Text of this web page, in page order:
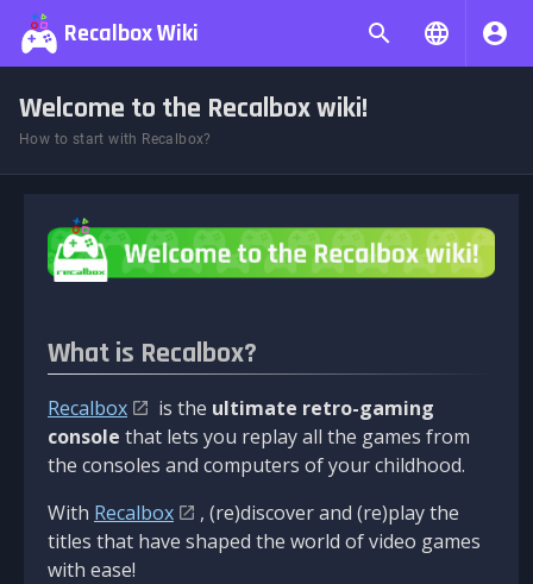
Recalbox Wiki
Welcome to the Recalbox wiki!
How to start with Recalbox?
What is Recalbox?
Recalbox is the ultimate retro-gaming
console that lets you replay all the games from
the consoles and computers of your childhood.
With Recalbox
, (re)discover and (re)play the
titles that have shaped the world of video games
with ease!